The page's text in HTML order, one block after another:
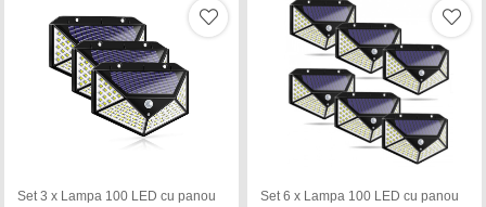
Set 3 x Lampa 100 LED cu panou
Set 6 x Lampa 100 LED cu panou